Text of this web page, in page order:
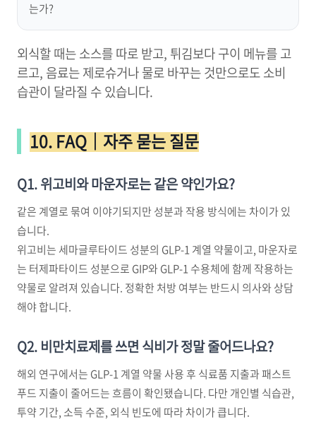
는가?
외식할 때는 소스를 따로 받고, 튀김보다 구이 메뉴를 고
르고, 음료는 제로슈거나 물로 바꾸는 것만으로도 소비
습관이 달라질 수 있습니다.
10. FAQ｜자주 묻는 질문
Q1. 위고비와 마운자로는 같은 약인가요?
같은 계열로 묶여 이야기되지만 성분과 작용 방식에는 차이가 있
습니다.
위고비는 세마글루타이드 성분의 GLP-1 계열 약물이고, 마운자로
는 터제파타이드 성분으로 GIP와 GLP-1 수용체에 함께 작용하는
약물로 알려져 있습니다. 정확한 처방 여부는 반드시 의사와 상담
해야 합니다.
Q2. 비만치료제를 쓰면 식비가 정말 줄어드나요?
해외 연구에서는 GLP-1 계열 약물 사용 후 식료품 지출과 패스트
푸드 지출이 줄어드는 흐름이 확인됐습니다. 다만 개인별 식습관,
투약 기간, 소득 수준, 외식 빈도에 따라 차이가 큽니다.